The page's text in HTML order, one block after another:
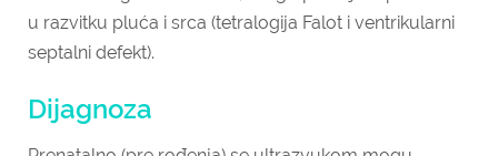
u razvitku pluća i srca (tetralogija Falot i ventrikularni
septalni defekt).
Dijagnoza